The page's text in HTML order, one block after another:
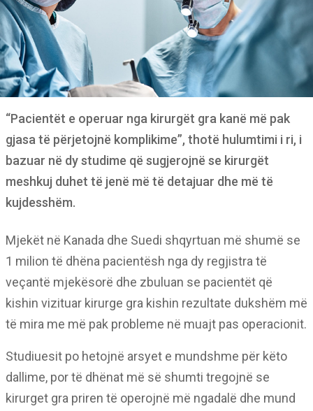
“Pacientët e operuar nga kirurgët gra kanë më pak
gjasa të përjetojnë komplikime”, thotë hulumtimi i ri, i
bazuar në dy studime që sugjerojnë se kirurgët
meshkuj duhet të jenë më të detajuar dhe më të
kujdesshëm.
Mjekët në Kanada dhe Suedi shqyrtuan më shumë se
1 milion të dhëna pacientësh nga dy regjistra të
veçantë mjekësorë dhe zbuluan se pacientët që
kishin vizituar kirurge gra kishin rezultate dukshëm më
të mira me më pak probleme në muajt pas operacionit.
Studiuesit po hetojnë arsyet e mundshme për këto
dallime, por të dhënat më së shumti tregojnë se
kirurget gra priren të operojnë më ngadalë dhe mund